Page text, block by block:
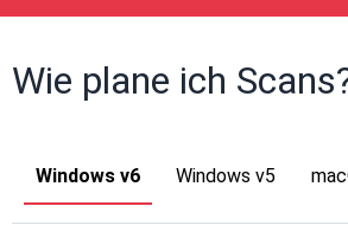
Wie plane ich
Windows v6 Windows v5